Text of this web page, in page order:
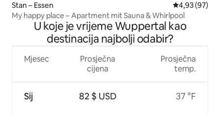
Stan – Essen Prosječna
4,93 (97)
My happy place – Apartment mit Sauna & Whirlpool
U koje je vrijeme Wuppertal kao
destinacija najbolji odabir?
Mjesec
Sij
Prosječna
cijena
82 $ USD
Prosječna
temp.
37 °F